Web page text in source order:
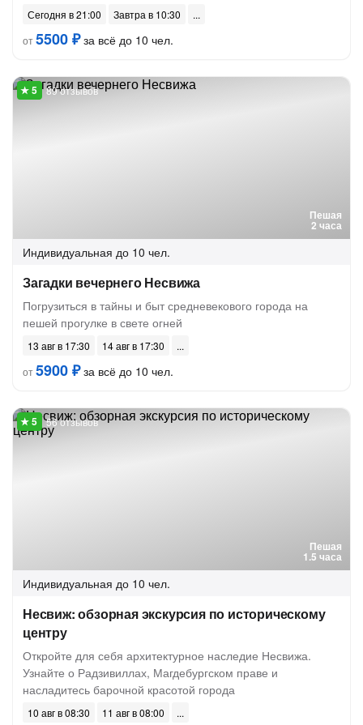
Сегодня в 21:00
Завтра в 10:30
от5500 ₽за всё до 10 чел.
Пешая
2 часа
89 отзывов
Индивидуальная до 10 чел.
Загадки вечернего Несвижа
Погрузиться в тайны и быт средневекового города на
пешей прогулке в свете огней
13 авг в 17:30
14 авг в 17:30
от5900 ₽за всё до 10 чел.
Пешая
1.5 часа
56 отзывов
Индивидуальная до 10 чел.
Несвиж: обзорная экскурсия по историческому
центру
Откройте для себя архитектурное наследие Несвижа.
Узнайте о Радзивиллах, Магдебургском праве и
насладитесь барочной красотой города
10 авг в 08:30
11 авг в 08:00